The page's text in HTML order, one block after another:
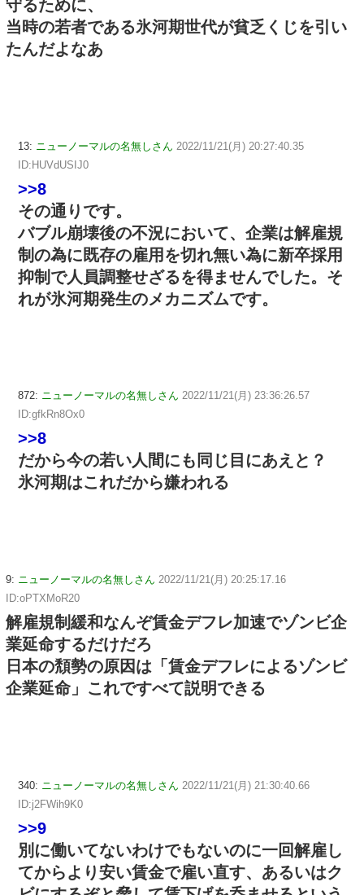
守るために、
当時の若者である氷河期世代が貧乏くじを引い
たんだよなあ
13: ニューノーマルの名無しさん 2022/11/21(月) 20:27:40.35
ID:HUVdUSIJ0
>>8
その通りです。
バブル崩壊後の不況において、企業は解雇規
制の為に既存の雇用を切れ無い為に新卒採用
抑制で人員調整せざるを得ませんでした。そ
れが氷河期発生のメカニズムです。
872: ニューノーマルの名無しさん 2022/11/21(月) 23:36:26.57
ID:gfkRn8Ox0
>>8
だから今の若い人間にも同じ目にあえと？
氷河期はこれだから嫌われる
9: ニューノーマルの名無しさん 2022/11/21(月) 20:25:17.16
ID:oPTXMoR20
解雇規制緩和なんぞ賃金デフレ加速でゾンビ企
業延命するだけだろ
日本の頽勢の原因は「賃金デフレによるゾンビ
企業延命」これですべて説明できる
340: ニューノーマルの名無しさん 2022/11/21(月) 21:30:40.66
ID:j2FWih9K0
>>9
別に働いてないわけでもないのに一回解雇し
てからより安い賃金で雇い直す、あるいはク